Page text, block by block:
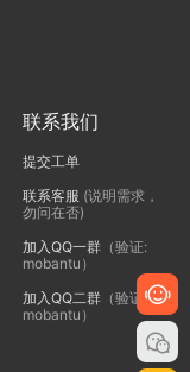
联系我们
提交工单
联系客服 (说明需求，
勿问在否)
加入QQ一群（验证:
mobantu）
加入QQ二群（验证:
mobantu）